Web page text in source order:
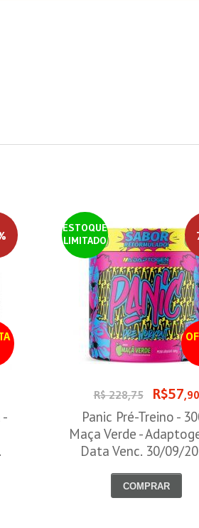
ESTOQUE
LIMITADO
R$ 228,75 R$57,90
Panic Pré-Treino -
Maça Verde -
Data Venc. 30/09/
COMPRAR